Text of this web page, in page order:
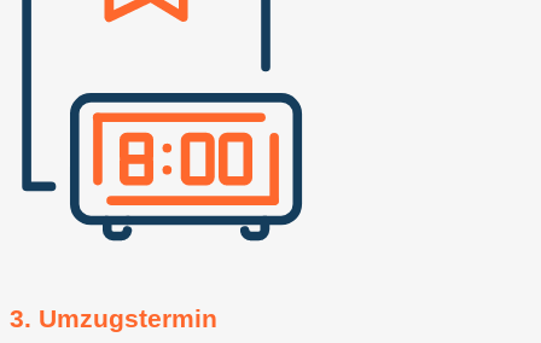
3. Umzugstermin